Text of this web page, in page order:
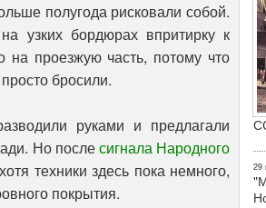
полугода рисковали собой.
узких бордюрах впритирку к
проезжую часть, потому что
бросили.
руками и предлагали
Но послесигнала Народного
техники здесь пока немного,
покрытия.
29